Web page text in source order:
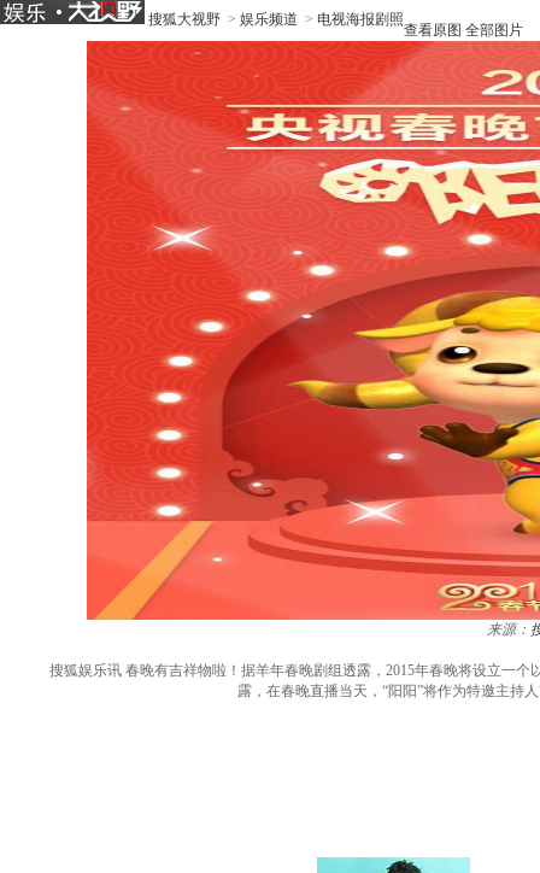
搜狐大视野 > 娱乐频道 > 电视海报剧照
查看原图 全部图片
来源：
搜狐娱乐讯 春晚有吉祥物啦！据羊年春晚剧组透露，2015年春晚将设立一个
露，在春晚直播当天，“阳阳”将作为特邀主持